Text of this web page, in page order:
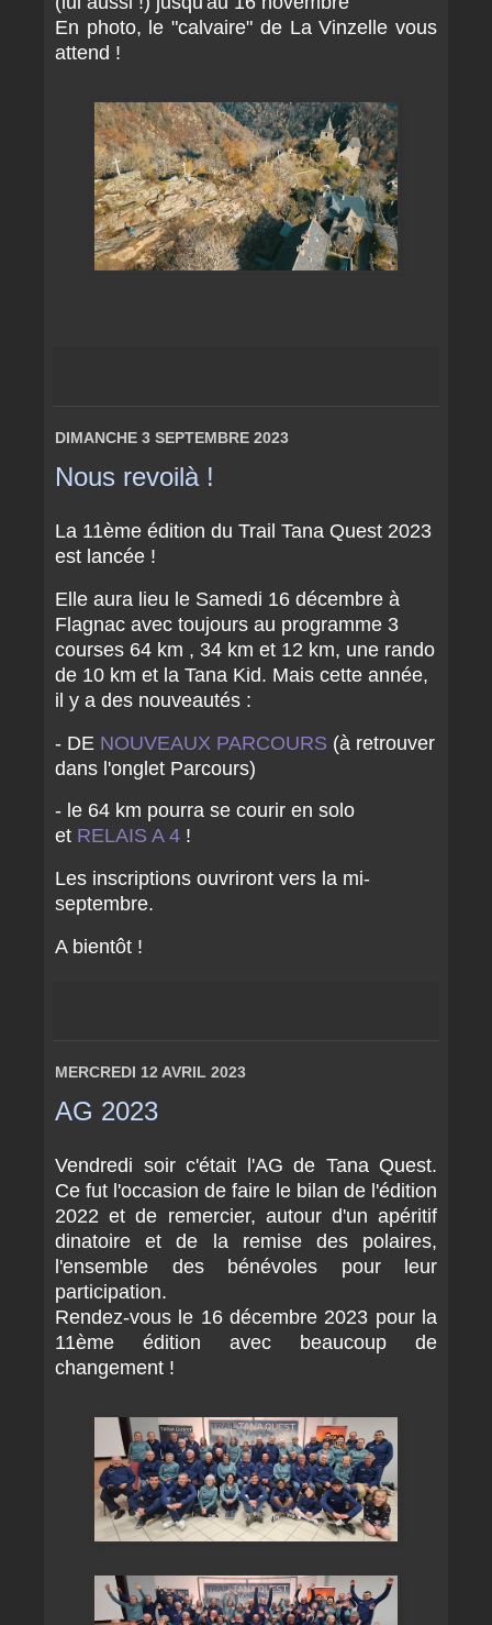
En photo, le "calvaire" de La Vinzelle vous
attend !
DIMANCHE 3 SEPTEMBRE 2023
Nous revoilà !
La 11ème édition du Trail Tana Quest 2023
est lancée !
Elle aura lieu le Samedi 16 décembre à
Flagnac avec toujours au programme 3
courses 64 km , 34 km et 12 km, une rando
de 10 km et la Tana Kid. Mais cette année,
il y a des nouveautés :
- DE NOUVEAUX PARCOURS (à retrouver
dans l'onglet Parcours)
- le 64 km pourra se courir en solo
et RELAIS A 4 !
Les inscriptions ouvriront vers la mi-
septembre.
A bientôt !
MERCREDI 12 AVRIL 2023
AG 2023
Vendredi soir c'était l'AG de Tana Quest.
Ce fut l'occasion de faire le bilan de l'édition
2022 et de remercier, autour d'un apéritif
dinatoire et de la remise des polaires,
l'ensemble des bénévoles pour leur
participation.
Rendez-vous le 16 décembre 2023 pour la
11ème édition avec beaucoup de
changement !